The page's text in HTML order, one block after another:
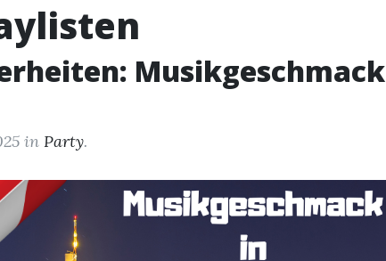
Musikgeschmack
in Party.